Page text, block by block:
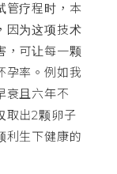
管疗程时，本
因为这项技术
，可让每一颗
孕率。例如我
衰且六年不
取出2颗卵子
利生下健康的